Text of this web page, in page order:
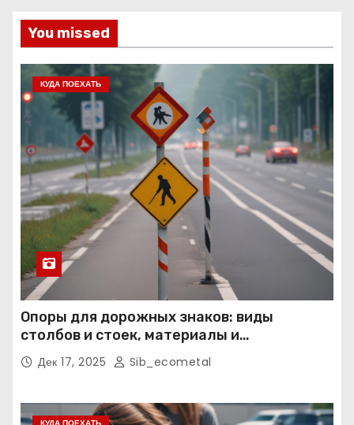
You missed
КУДА ПОЕХАТЬ
Опоры для дорожных знаков: виды
столбов и стоек, материалы и
нормативные требования
Дек 17, 2025 Sib_ecometal